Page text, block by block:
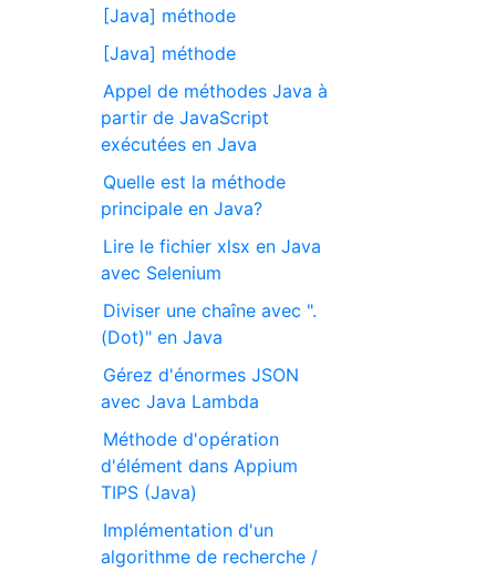
[Java] méthode
[Java] méthode
Appel de méthodes Java à
partir de JavaScript
exécutées en Java
Quelle est la méthode
principale en Java?
Lire le fichier xlsx en Java
avec Selenium
Diviser une chaîne avec ".
(Dot)" en Java
Gérez d'énormes JSON
avec Java Lambda
Méthode d'opération
d'élément dans Appium
TIPS (Java)
Implémentation d'un
algorithme de recherche /